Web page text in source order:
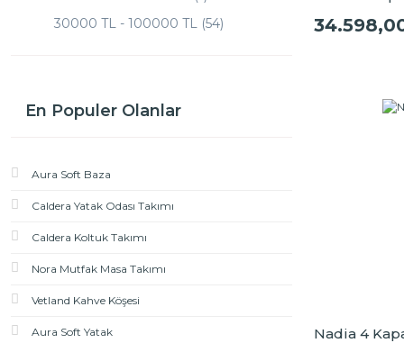
269.3 (1)
269.8 (1)
270 (1)
270.6 (1)
72.2 (1)
30000 TL - 100000 TL (54)
En Populer Olanlar
Aura Soft Baza
Caldera Yatak Odası Takımı
Caldera Koltuk Takımı
Nora Mutfak Masa Takımı
Vetland Kahve Köşesi
Aura Soft Yatak Nadia 4